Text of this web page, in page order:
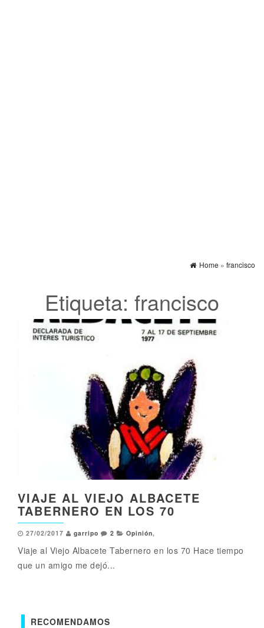
Home » francisco
Etiqueta: francisco
VIAJE AL VIEJO ALBACETE
TABERNERO EN LOS 70
27/02/2017 garripo 2 Opinión,
Viaje al Viejo Albacete Tabernero en los 70 Hace tiempo
que un amigo me dejó...
RECOMENDAMOS